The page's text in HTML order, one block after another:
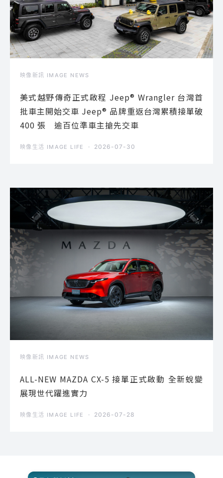
映像新訊 IMAGE NEWS
美式越野傳奇正式啟程 Jeep® Wrangler 台灣首
批車主開始交車 Jeep® 品牌重返台灣累積接單破
400 張 逾百位準車主搶先交車
映像生活 IMAGE LIFE 2026-07-30
映像新訊 IMAGE NEWS
ALL-NEW MAZDA CX-5 接單正式啟動 全新蛻變
展現世代躍進實力
映像生活 IMAGE LIFE 2026-07-28